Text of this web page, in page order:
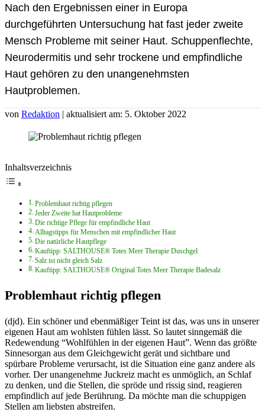
Nach den Ergebnissen einer in Europa
durchgeführten Untersuchung hat fast jeder zweite
Mensch Probleme mit seiner Haut. Schuppenflechte,
Neurodermitis und sehr trockene und empfindliche
Haut gehören zu den unangenehmsten
Hautproblemen.
von Redaktion | aktualisiert am: 5. Oktober 2022
Inhaltsverzeichnis
Problemhaut richtig pflegen
Jeder Zweite hat Hautprobleme
Die richtige Pflege für empfindliche Haut
Alltagstipps für Menschen mit empfindlicher Haut
Die natürliche Hautpflege
Kauftipp: SALTHOUSE® Totes Meer Therapie Duschgel
Salz ist nicht gleich Salz
Kauftipp: SALTHOUSE® Original Totes Meer Therapie Badesalz
Problemhaut richtig pflegen
(djd). Ein schöner und ebenmäßiger Teint ist das, was uns in unserer
eigenen Haut am wohlsten fühlen lässt. So lautet sinngemäß die
Redewendung “Wohlfühlen in der eigenen Haut”. Wenn das größte
Sinnesorgan aus dem Gleichgewicht gerät und sichtbare und
spürbare Probleme verursacht, ist die Situation eine ganz andere als
vorher. Der unangenehme Juckreiz macht es unmöglich, an Schlaf
zu denken, und die Stellen, die spröde und rissig sind, reagieren
empfindlich auf jede Berührung. Da möchte man die schuppigen
Stellen am liebsten abstreifen.